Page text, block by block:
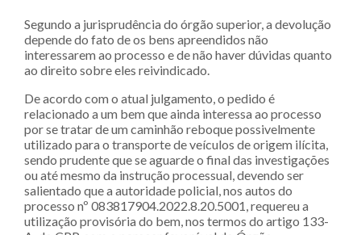
Segundo a jurisprudência do órgão superior, a devolução
depende do fato de os bens apreendidos não
interessarem ao processo e de não haver dúvidas quanto
ao direito sobre eles reivindicado.
De acordo com o atual julgamento, o pedido é
relacionado a um bem que ainda interessa ao processo
por se tratar de um caminhão reboque possivelmente
utilizado para o transporte de veículos de origem ilícita,
sendo prudente que se aguarde o final das investigações
ou até mesmo da instrução processual, devendo ser
salientado que a autoridade policial, nos autos do
processo nº 083817904.2022.8.20.5001, requereu a
utilização provisória do bem, nos termos do artigo 133-